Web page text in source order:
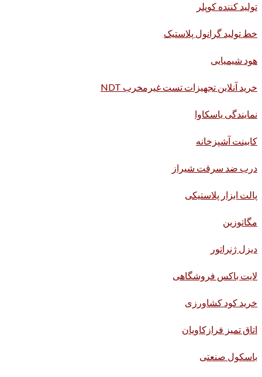
تولید کننده کوپلر
خط تولید گرانول پلاستیک
هود شیمیایی
خرید آنلاین تجهیزات تست غیرمخرب NDT
نمایندگی یاسکاوا
کابینت آشپزخانه
درب ضد سرقت شیراز
پالت ابزار پلاستیکی
مگاتوزین
دیزل ژنراتور
لایت باکس فروشگاهی
خرید کود کشاورزی
اتاق تمیز فرازکاویان
باسکول صنعتی